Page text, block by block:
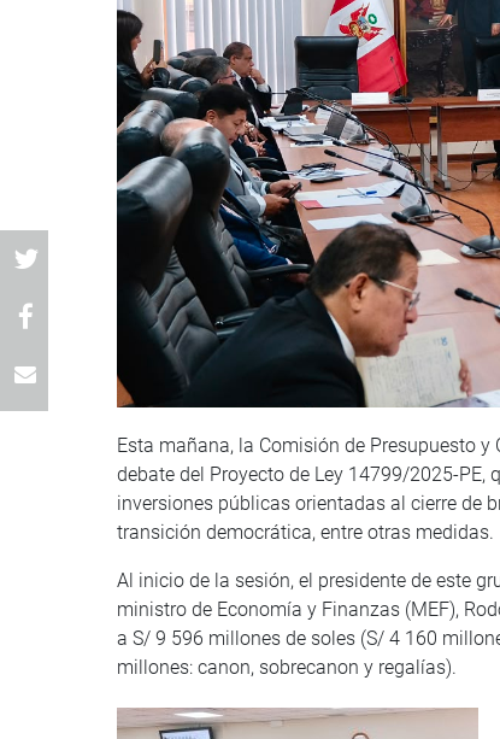
Esta mañana, la Comisión de Presupuesto
debate del Proyecto de Ley 14799/2025-
inversiones públicas orientadas al cierre de
transición democrática, entre otras medidas.
Al inicio de la sesión, el presidente de este
ministro de Economía y Finanzas (MEF),
a S/ 9 596 millones de soles (S/ 4 160
millones: canon, sobrecanon y regalías).